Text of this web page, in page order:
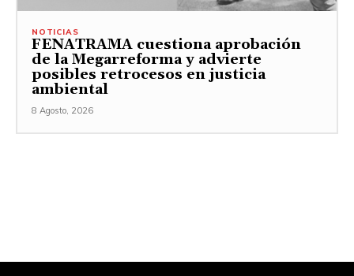
NOTICIAS
FENATRAMA cuestiona aprobación
de la Megarreforma y advierte
posibles retrocesos en justicia
ambiental
8 Agosto, 2026